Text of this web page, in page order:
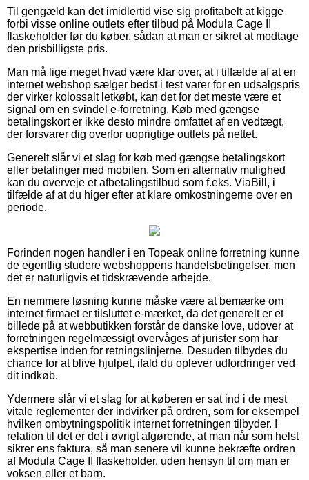
Til gengæld kan det imidlertid vise sig profitabelt at kigge
forbi visse online outlets efter tilbud på Modula Cage II
flaskeholder før du køber, sådan at man er sikret at modtage
den prisbilligste pris.
Man må lige meget hvad være klar over, at i tilfælde af at en
internet webshop sælger bedst i test varer for en udsalgspris
der virker kolossalt letkøbt, kan det for det meste være et
signal om en svindel e-forretning. Køb med gængse
betalingskort er ikke desto mindre omfattet af en vedtægt,
der forsvarer dig overfor uoprigtige outlets på nettet.
Generelt slår vi et slag for køb med gængse betalingskort
eller betalinger med mobilen. Som en alternativ mulighed
kan du overveje et afbetalingstilbud som f.eks. ViaBill, i
tilfælde af at du higer efter at klare omkostningerne over en
periode.
Forinden nogen handler i en Topeak online forretning kunne
de egentlig studere webshoppens handelsbetingelser, men
det er naturligvis et tidskrævende arbejde.
En nemmere løsning kunne måske være at bemærke om
internet firmaet er tilsluttet e-mærket, da det generelt er et
billede på at webbutikken forstår de danske love, udover at
forretningen regelmæssigt overvåges af jurister som har
ekspertise inden for retningslinjerne. Desuden tilbydes du
chance for at blive hjulpet, ifald du oplever udfordringer ved
dit indkøb.
Ydermere slår vi et slag for at køberen er sat ind i de mest
vitale reglementer der indvirker på ordren, som for eksempel
hvilken ombytningspolitik internet forretningen tilbyder. I
relation til det er det i øvrigt afgørende, at man når som helst
sikrer ens faktura, så man senere vil kunne bekræfte ordren
af Modula Cage II flaskeholder, uden hensyn til om man er
voksen eller et barn.